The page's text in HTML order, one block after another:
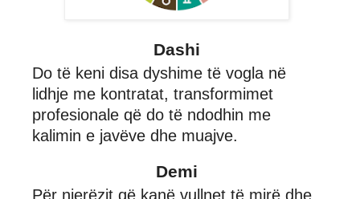
Dashi
Do të keni disa dyshime të vogla në
lidhje me kontratat, transformimet
profesionale që do të ndodhin me
kalimin e javëve dhe muajve.
Demi
Për njerëzit që kanë vullnet të mirë dhe